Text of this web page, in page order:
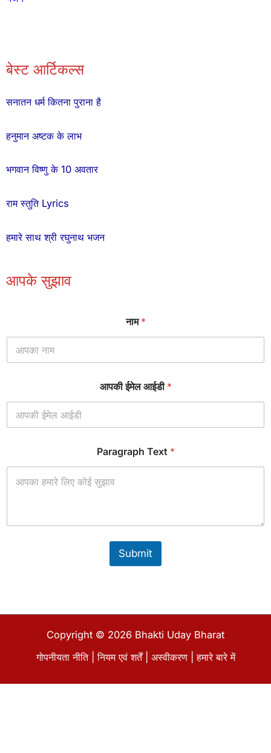
बेस्ट आर्टिकल्स
सनातन धर्म कितना पुराना है
हनुमान अष्टक के लाभ
भगवान विष्णु के 10 अवतार
राम स्तुति Lyrics
हमारे साथ श्री रघुनाथ भजन
आपके सुझाव
नाम*
आपकी ईमेल आईडी *
*
P
r
h
Paragraph Text *
Submit
Copyright © 2026 Bhakti Uday Bharat
गोपनीयता नीति|नियम एवं शर्तें| अस्वीकरण |हमारे बारे में